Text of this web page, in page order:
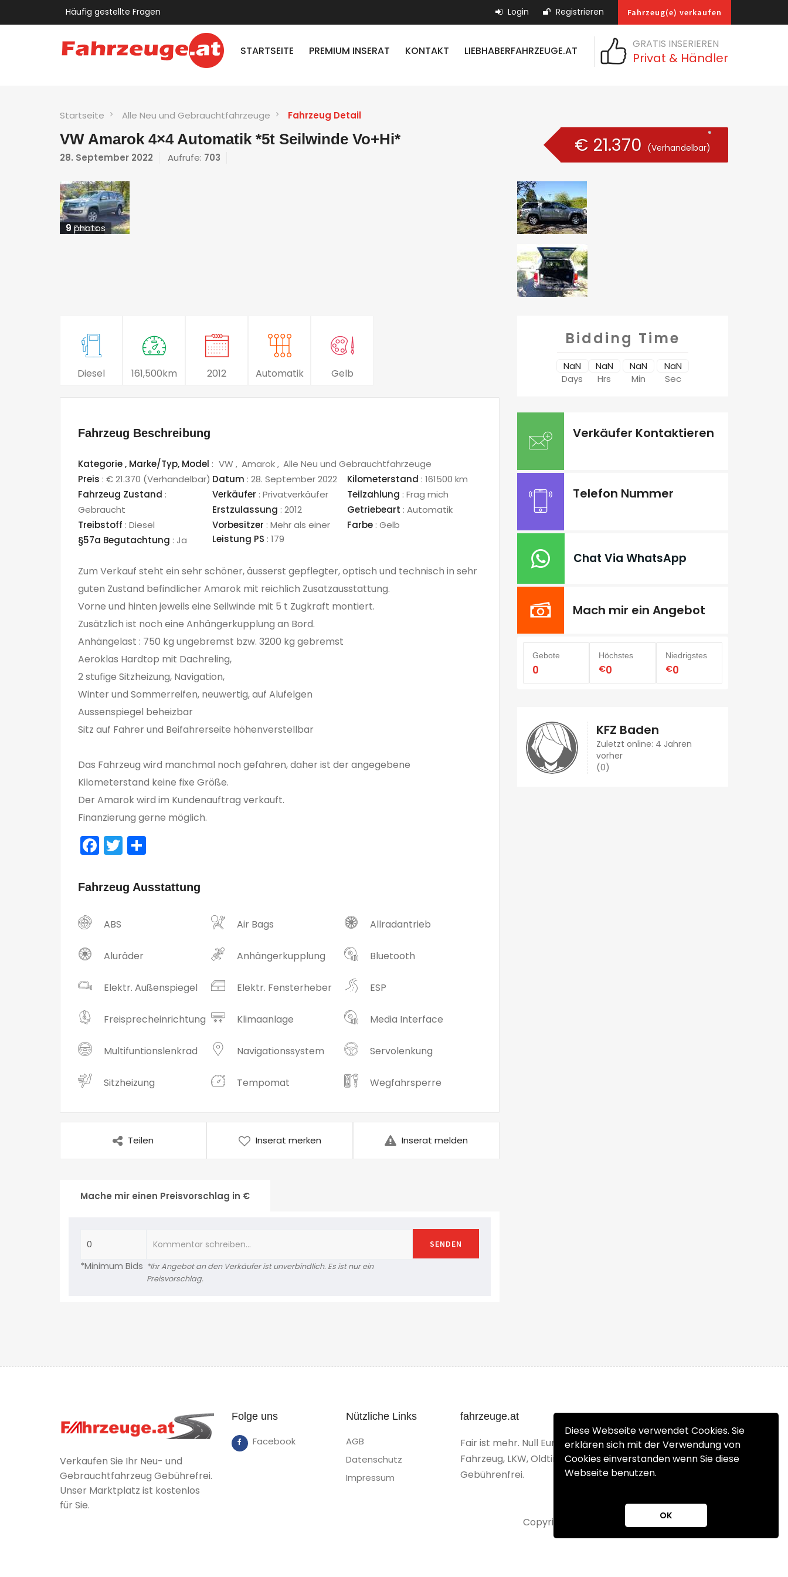
Diese Webseite verwendet Cookies. Sie
erklären sich mit der Verwendung von
Cookies einverstanden wenn Sie diese
Webseite benutzen.
OK
Häufig gestellte Fragen Login Registrieren Fahrzeug(e) verkaufen
STARTSEITE PREMIUM INSERAT KONTAKT LIEBHABERFAHRZEUGE.AT
GRATIS INSERIEREN
Privat & Händler
Startseite Alle Neu und Gebrauchtfahrzeuge Fahrzeug Detail
VW Amarok 4×4 Automatik *5t Seilwinde Vo+Hi*
28. September 2022 Aufrufe: 703
€ 21.370 (Verhandelbar)
9 Fotos
9 photos
Diesel 161,500km 2012 Automatik Gelb
Fahrzeug Beschreibung
Kategorie , Marke/Typ, Model : VW Amarok
Alle Neu und Gebrauchtfahrzeuge
Preis : € 21.370 (Verhandelbar) Datum : 28. September 2022 Kilometerstand : 161500 km
Fahrzeug Zustand :
Gebraucht
Verkäufer : Privatverkäufer Teilzahlung : Frag mich
Erstzulassung : 2012 Getriebeart : Automatik
Treibstoff : Diesel Vorbesitzer : Mehr als einer Farbe: Gelb
§57a Begutachtung : Ja Leistung PS : 179
Zum Verkauf steht ein sehr schöner, äusserst gepflegter, optisch und technisch in sehr
guten Zustand befindlicher Amarok mit reichlich Zusatzausstattung.
Vorne und hinten jeweils eine Seilwinde mit 5 t Zugkraft montiert.
Zusätzlich ist noch eine Anhängerkupplung an Bord.
Anhängelast : 750 kg ungebremst bzw. 3200 kg gebremst
Aeroklas Hardtop mit Dachreling,
2 stufige Sitzheizung, Navigation,
Winter und Sommerreifen, neuwertig, auf Alufelgen
Aussenspiegel beheizbar
Sitz auf Fahrer und Beifahrerseite höhenverstellbar
Das Fahrzeug wird manchmal noch gefahren, daher ist der angegebene
Kilometerstand keine fixe Größe.
Der Amarok wird im Kundenauftrag verkauft.
Finanzierung gerne möglich.
Facebook
Twitter
Fahrzeug Ausstattung
ABS Air Bags Allradantrieb
Aluräder Anhängerkupplung Bluetooth
Elektr. Außenspiegel Elektr. Fensterheber ESP
Freisprecheinrichtung Klimaanlage Media Interface
Multifuntionslenkrad Navigationssystem Servolenkung
Sitzheizung Tempomat Wegfahrsperre
Teilen Inserat merken Inserat melden
Mache mir einen Preisvorschlag in €
*Minimum Bids *Ihr Angebot an den Verkäufer ist unverbindlich. Es ist nur ein
Preisvorschlag.
SENDEN
Bidding Time
NaN
Days
NaN
Hrs
NaN
Min
NaN
Sec
Verkäufer Kontaktieren
Telefon Nummer
Chat Via WhatsApp
Mach mir ein Angebot
Gebote
0
Höchstes
€0
Niedrigstes
€0
KFZ Baden
Zuletzt online: 4 Jahren
vorher
(0)
Verkaufen Sie Ihr Neu- und
Gebrauchtfahrzeug Gebührefrei.
Unser Marktplatz ist kostenlos
für Sie.
Folge uns
Facebook
Nützliche Links
AGB
Datenschutz
Impressum
fahrzeuge.at
Fair ist mehr. Null Euro Einstellgebühr. Verkaufen Sie Ihr
Fahrzeug, LKW, Oldtimer, Wohnmobil oder Unfallfahrzeug
Gebührenfrei.
Copyright 2025 © fahrzeuge.at